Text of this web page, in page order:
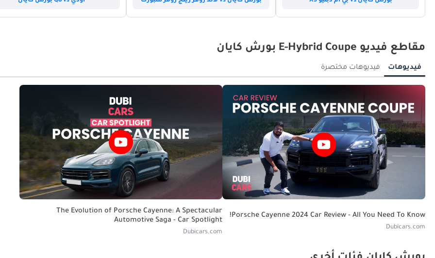
مقاطع فيديو E-Hybrid Coupe بورش كايان
فيديوهات فيديوهات مختصرة
Porsche Cayenne 2024 Car Review - All You Need To Know!
Dubicars.com
The Evolution of Porsche Cayenne: A Spectacular
Automotive Saga - Car Spotlight
Dubicars.com